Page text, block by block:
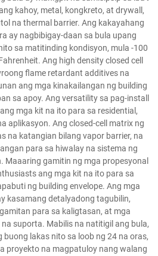
kahoy, metal, kongkreto, at drywall,
na thermal barrier. Ang kakayahang
ay nagbibigay-daan sa bula upang
sa matitinding kondisyon, mula -100
Ang high density closed cell
flame retardant additives na
ang mga kinakailangan ng building
sa apoy. Ang versatility sa pag-install
mga kit na ito para sa residential,
aplikasyon. Ang closed-cell matrix ng
na katangian bilang vapor barrier, na
para sa hiwalay na sistema ng
Maaaring gamitin ng mga propesyonal
ang mga kit na ito para sa
ng building envelope. Ang mga
kasamang detalyadong tagubilin,
para sa kaligtasan, at mga
suporta. Mabilis na natitigil ang bula,
lakas nito sa loob ng 24 na oras,
proyekto na magpatuloy nang walang